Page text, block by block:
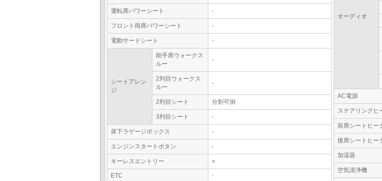
運転席パワーシート -
フロント両席パワーシート -
電動サードシート -
シートアレン
ジ
助手席ウォークス
ルー
-
2列目ウォークス
ルー
-
2列目シート 分割可倒
3列目シート -
床下ラゲージボックス -
エンジンスタートボタン -
キーレスエントリー ○
ETC -
オーディオ
AC電源
ステアリングヒ
前席シートヒー
後席シートヒー
加湿器
空気清浄機